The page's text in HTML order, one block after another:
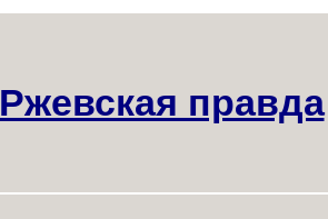
Ржевская правда